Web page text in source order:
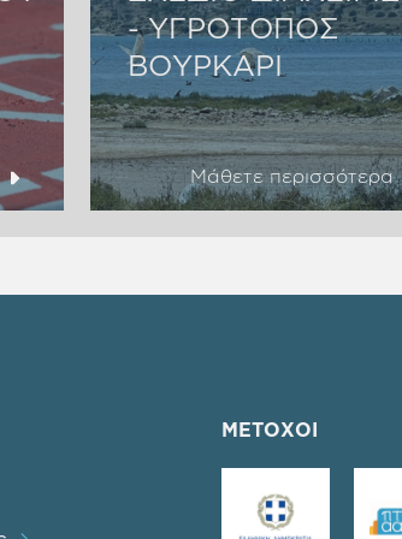
- ΥΓΡΟΤΟΠΟΣ
ΒΟΥΡΚΑΡΙ
Μάθετε περισσότερα
ΜΕΤΟΧΟΙ